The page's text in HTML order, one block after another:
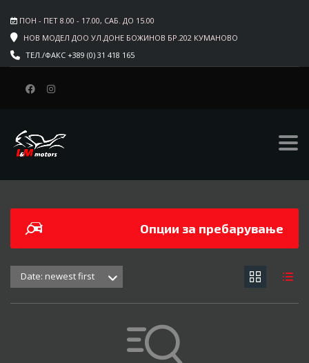
ПОН - ПЕТ 8.00 - 17.00, САБ. ДО 15.00
НОВ МОДЕЛ ДОО УЛ.ДОНЕ БОЖИНОВ БР.202 КУМАНОВО
ТЕЛ./ФАКС +389 (0) 31 418 165
L&M MOTORS
Опции за пребарување
Date: newest first